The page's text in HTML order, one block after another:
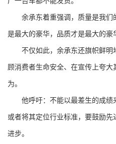
余承东着重强调，质量是我们
是最大的豪华，品质才是最大的豪
不仅如此，余承东还旗帜鲜明
顾消费者生命安全、在宣传上夸大
为。
他呼吁：不能以最差生的成绩
或者将其定位行业标准，要鼓励
进步。